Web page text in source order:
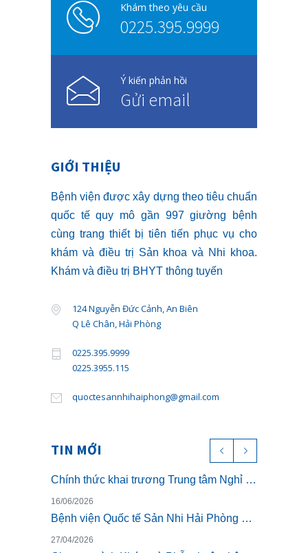
Khám theo yêu cầu
0225.395.9999
Ý kiến phản hồi
Gửi email
GIỚI THIỆU
Bệnh viện được xây dựng theo tiêu chuẩn
quốc tế quy mô gần 997 giường bệnh
cùng trang thiết bị tiên tiến phục vụ cho
khám và điều trị Sản khoa và Nhi khoa.
Khám và điều trị BHYT thông tuyến
124 Nguyễn Đức Cảnh, An Biên
Q Lê Chân, Hải Phòng
0225.395.9999
0225.3955.115
quoctesannhihaiphong@gmail.com
TIN MỚI
Chính thức khai trương Trung tâm Nghỉ dưỡng ở cữ cao cấp The Nest – Luxury Postpartum & Retreat
16/06/2026
Bệnh viện Quốc tế Sản Nhi Hải Phòng chính thức triển khai khám sức khỏe theo Thông tư 32/2023/TT-BYT
27/04/2026